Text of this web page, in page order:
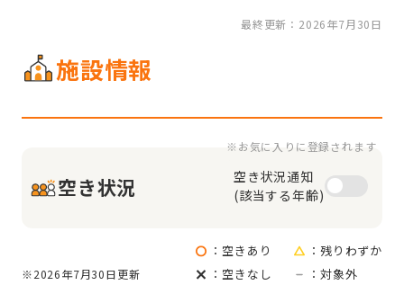
最終更新：2026年7月30日
施設情報
空き状況
※お気に入りに登録されます
空き状況通知
(該当する年齢)
※2026年7月30日更新
：空きあり
：残りわずか
：空きなし
：対象外